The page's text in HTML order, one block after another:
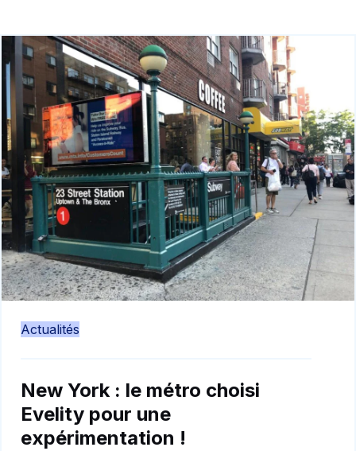
Actualités
New York : le métro choisi
Evelity pour une
expérimentation !